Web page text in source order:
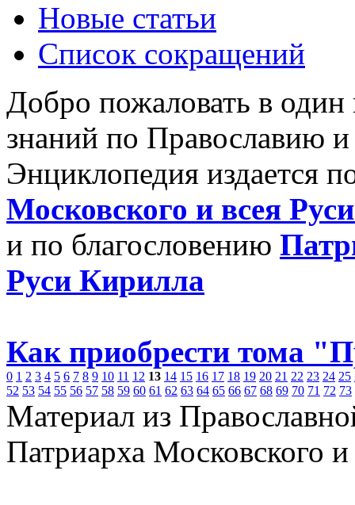
Новые статьи
Список сокращений
Добро пожаловать в
знаний по Православию
Энциклопедия издается
Московского и всея
и по благословению
Руси Кирилла
Как приобрести тома
0 1 2 3 4 5 6 7 8 9 10 11 12 13 14 15 16 17 18 19 20 21 22 23 24 25
52 53 54 55 56 57 58 59 60 61 62 63 64 65 66 67 68 69 70 71 72 73
Материал из
Патриарха Московского